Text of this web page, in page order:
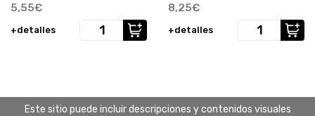
5,55€
+detalles
8,25€
+detalles
Este sitio puede incluir descripciones y contenidos visuales